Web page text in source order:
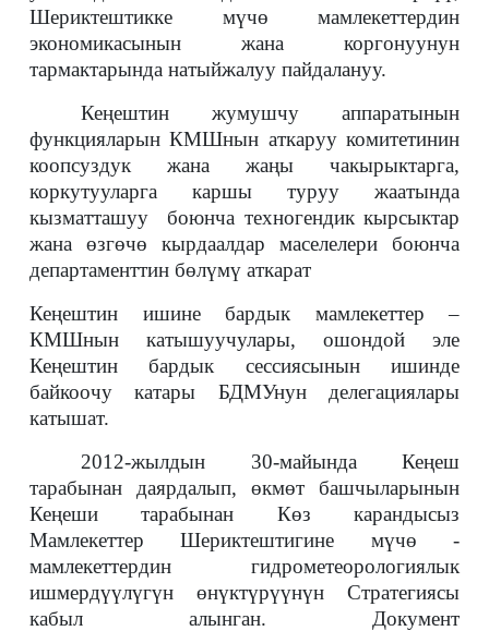
Шериктештикке мүчө мамлекеттердин
экономикасынын жана коргонуунун
тармактарында натыйжалуу пайдалануу.
Кеңештин жумушчу аппаратынын
функцияларын КМШнын аткаруу комитетинин
коопсуздук жана жаңы чакырыктарга,
коркутууларга каршы туруу жаатында
кызматташуу боюнча техногендик кырсыктар
жана өзгөчө кырдаалдар маселелери боюнча
департаменттин бөлүмү аткарат
Кеңештин ишине бардык мамлекеттер –
КМШнын катышуучулары, ошондой эле
Кеңештин бардык сессиясынын ишинде
байкоочу катары БДМУнун делегациялары
катышат.
2012-жылдын 30-майында Кеңеш
тарабынан даярдалып, өкмөт башчыларынын
Кеңеши тарабынан Көз карандысыз
Мамлекеттер Шериктештигине мүчө -
мамлекеттердин гидрометеорологиялык
ишмердүүлүгүн өнүктүрүүнүн Стратегиясы
кабыл алынган. Документ